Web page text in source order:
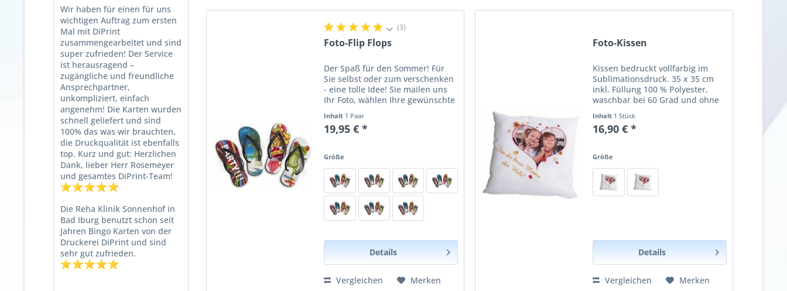
Wir haben für einen für uns
wichtigen Auftrag zum ersten
Mal mit DiPrint
zusammengearbeitet und sind
super zufrieden! Der Service
ist herausragend –
zugängliche und freundliche
Ansprechpartner,
unkompliziert, einfach
angenehm! Die Karten wurden
schnell geliefert und sind
100% das was wir brauchten,
die Druckqualität ist ebenfalls
top. Kurz und gut: Herzlichen
Dank, lieber Herr Rosemeyer
und gesamtes DiPrint-Team!
Die Reha Klinik Sonnenhof in
Bad Iburg benutzt schon seit
Jahren Bingo Karten von der
Druckerei DiPrint und sind
sehr gut zufrieden.
(3)
Foto-Flip Flops
Der Spaß für den Sommer! Für
Sie selbst oder zum verschenken
- eine tolle Idee! Sie mailen uns
Ihr Foto, wählen Ihre gewünschte
Flops.
Inhalt 1 Paar
19,95 € *
Größe
Details
Vergleichen Merken
Foto-Kissen
Kissen bedruckt vollfarbig im
Sublimationsdruck. 35 x 35 cm
inkl. Füllung 100 % Polyester,
waschbar bei 60 Grad und ohne
Individuell mit Ihrem Bild oder
Text. Ein wunderschöner
Inhalt 1 Stück
16,90 € *
Größe
Details
Vergleichen Merken